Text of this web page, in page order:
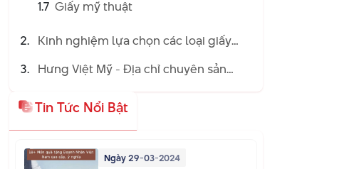
1.7 Giấy mỹ thuật
Kinh nghiệm lựa chọn các loại giấy
Hưng Việt Mỹ - Địa chỉ chuyên sản
tận xưởng
Tin Tức Nổi Bật
Ngày 29-03-2024